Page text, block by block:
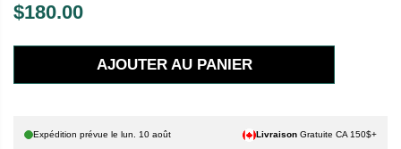
P
R
X
$180.00
AJOUTER AU PANIER
Expédition prévue lelun. 10 août Livraison Gratuite CA 150$+